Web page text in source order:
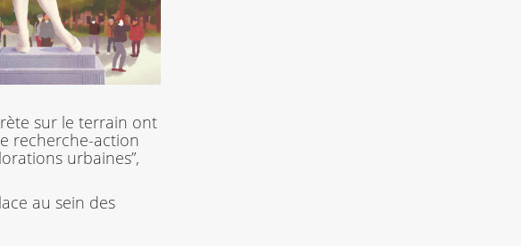
sur le terrain ont
recherche-action
urbaines”,
au sein des